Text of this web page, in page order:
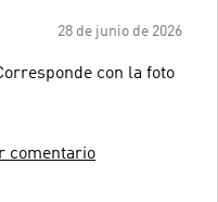
28 de junio de 2026
con la foto
comentario